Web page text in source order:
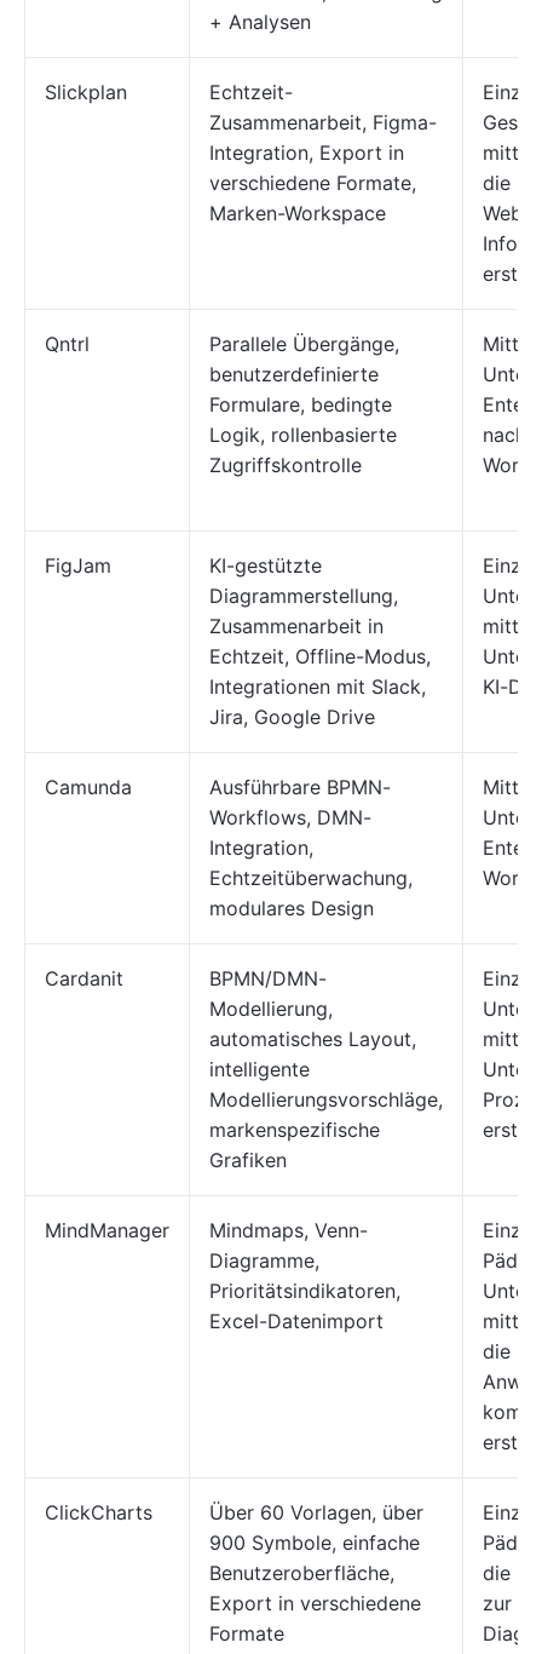
+ Analysen
Slickplan
Echtzeit-
Zusammenarbeit, Figma-
Integration, Export in
verschiedene Formate,
Marken-Workspace
die
Qntrl
Parallele Übergänge,
benutzerdefinierte
Formulare, bedingte
Logik, rollenbasierte
Zugriffskontrolle
FigJam
KI-gestützte
Diagrammerstellung,
Zusammenarbeit in
Echtzeit, Offline-Modus,
Integrationen mit Slack,
Jira, Google Drive
KI-
Camunda
Ausführbare BPMN-
Workflows, DMN-
Integration,
Echtzeitüberwachung,
modulares Design
Cardanit
BPMN/DMN-
Modellierung,
automatisches Layout,
intelligente
Modellierungsvorschläge,
markenspezifische
Grafiken
MindManager
Mindmaps, Venn-
Diagramme,
Prioritätsindikatoren,
Excel-Datenimport
die
ClickCharts
Über 60 Vorlagen, über
900 Symbole, einfache
Benutzeroberfläche,
Export in verschiedene
Formate
die
zur